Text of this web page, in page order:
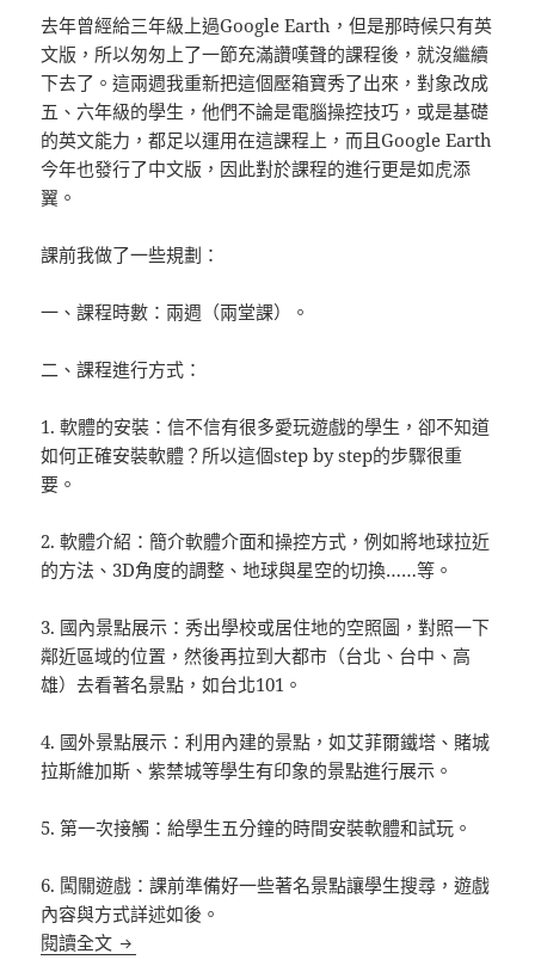
去年曾經給三年級上過Google Earth，但是那時候只有英
文版，所以匆匆上了一節充滿讚嘆聲的課程後，就沒繼續
下去了。這兩週我重新把這個壓箱寶秀了出來，對象改成
五、六年級的學生，他們不論是電腦操控技巧，或是基礎
的英文能力，都足以運用在這課程上，而且Google Earth
今年也發行了中文版，因此對於課程的進行更是如虎添
翼。
課前我做了一些規劃：
一、課程時數：兩週（兩堂課）。
二、課程進行方式：
1. 軟體的安裝：信不信有很多愛玩遊戲的學生，卻不知道
如何正確安裝軟體？所以這個step by step的步驟很重
要。
2. 軟體介紹：簡介軟體介面和操控方式，例如將地球拉近
的方法、3D角度的調整、地球與星空的切換……等。
3. 國內景點展示：秀出學校或居住地的空照圖，對照一下
鄰近區域的位置，然後再拉到大都市（台北、台中、高
雄）去看著名景點，如台北101。
4. 國外景點展示：利用內建的景點，如艾菲爾鐵塔、賭城
拉斯維加斯、紫禁城等學生有印象的景點進行展示。
5. 第一次接觸：給學生五分鐘的時間安裝軟體和試玩。
6. 闖關遊戲：課前準備好一些著名景點讓學生搜尋，遊戲
內容與方式詳述如後。
閱讀全文 電腦課壓箱寶：Google Earth